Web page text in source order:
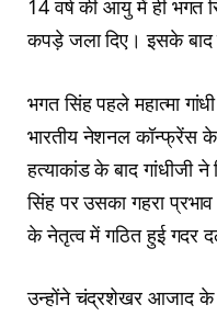
14 वर्ष की आयु में ही भगत
कपड़े जला दिए। इसके बाद
भगत सिंह पहले महात्‍मा
भारतीय नेशनल कॉन्फ्रेंस
हत्‍याकांड के बाद गांधीजी ने
सिंह पर उसका गहरा
के नेतृत्‍व में गठित हुई गदर
उन्‍होंने चंद्रशेखर आजाद